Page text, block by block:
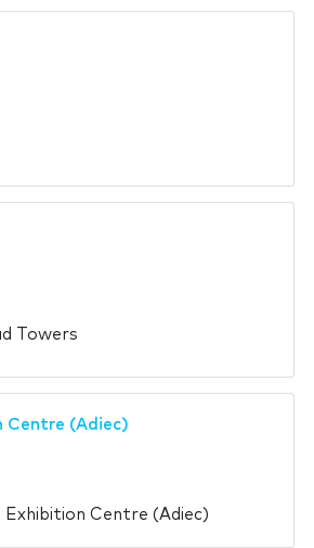
Towers
Centre (Adiec)
Exhibition Centre (Adiec)